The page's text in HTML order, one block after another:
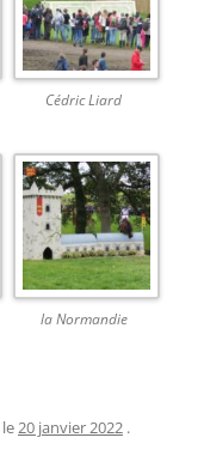
Cédric Liard
la Normandie
le20 janvier 2022 .